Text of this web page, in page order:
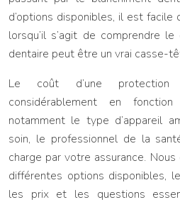
d’options disponibles, il est
lorsqu’il s’agit de comprendre
dentaire peut être un vrai casse-
Le coût d’une
considérablement en
notamment le type d’appareil
soin, le professionnel de la
charge par votre assurance.
différentes options disponibles,
les prix et les questions